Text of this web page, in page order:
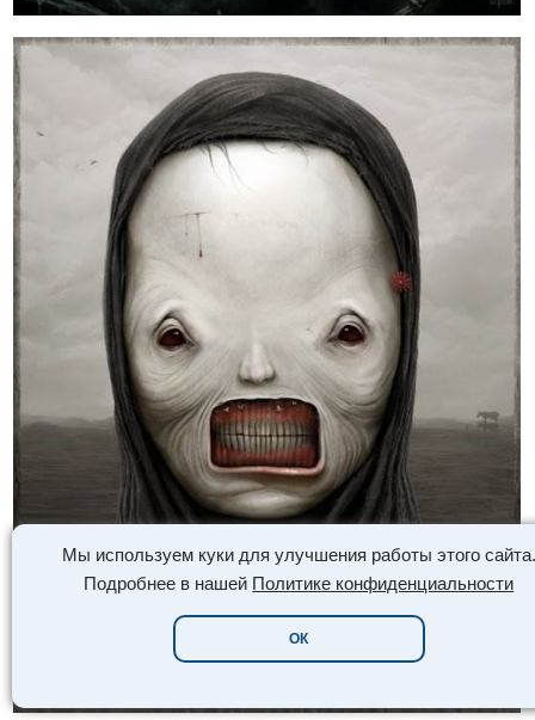
Мы используем куки для улучшения работы этого сайта.
Подробнее в нашей Политике конфиденциальности
ОК